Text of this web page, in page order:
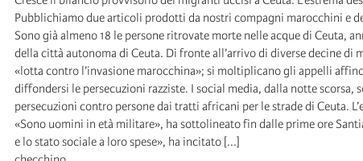
Pubblichiamo due articoli prodotti da nostri compagni marocchini e
Sono già almeno 18 le persone ritrovate morte nelle acque di
della città autonoma di Ceuta. Di fronte all’arrivo di diverse decine di
«lotta contro l’invasione marocchina»; si moltiplicano gli appelli
diffondersi le persecuzioni razziste. I social media, dalla notte
persecuzioni contro persone dai tratti africani per le strade di Ceuta.
«Sono uomini in età militare», ha sottolineato fin dalle prime ore
e lo stato sociale a loro spese», ha incitato [...]